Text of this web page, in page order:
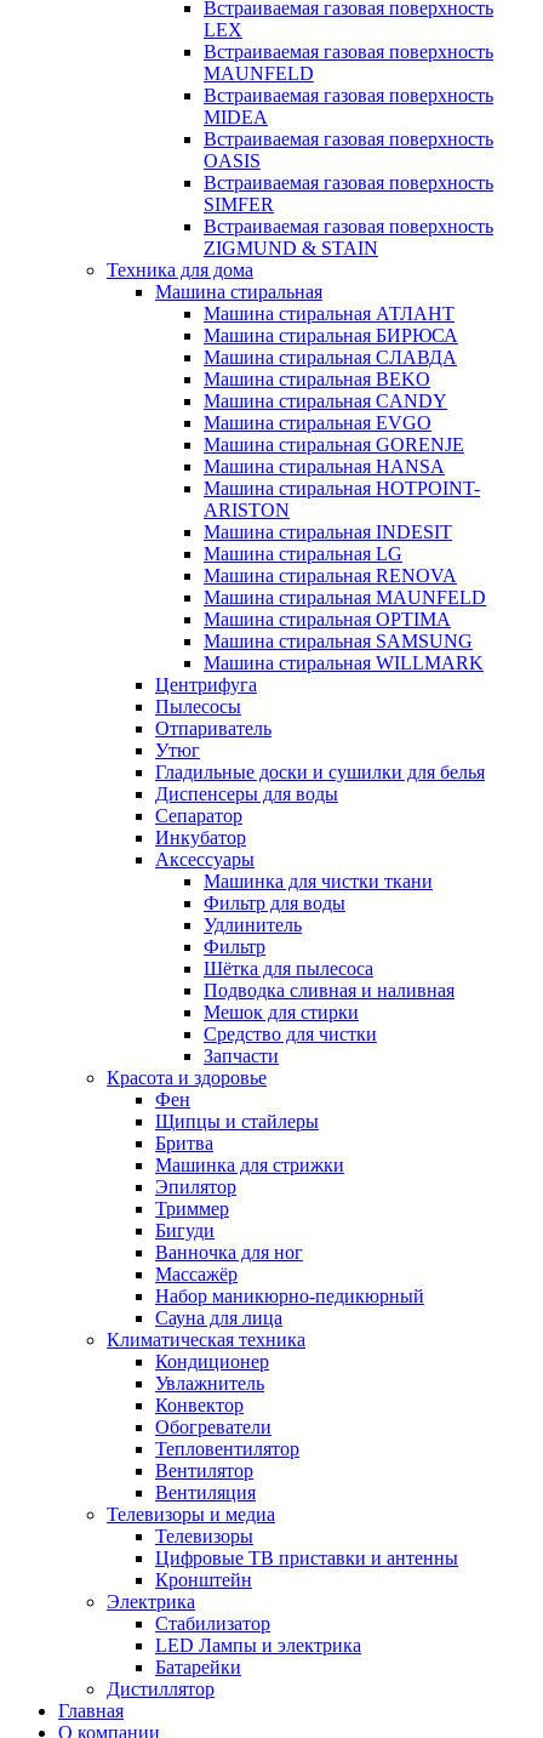
Встраиваемая газовая поверхность
LEX
Встраиваемая газовая поверхность
MAUNFELD
Встраиваемая газовая поверхность
MIDEA
Встраиваемая газовая поверхность
OASIS
Встраиваемая газовая поверхность
SIMFER
Встраиваемая газовая поверхность
ZIGMUND & STAIN
Техника для дома
Машина стиральная
Машина стиральная АТЛАНТ
Машина стиральная БИРЮСА
Машина стиральная СЛАВДА
Машина стиральная BEKO
Машина стиральная CANDY
Машина стиральная EVGO
Машина стиральная GORENJE
Машина стиральная HANSA
Машина стиральная HOTPOINT-
ARISTON
Машина стиральная INDESIT
Машина стиральная LG
Машина стиральная RENOVA
Машина стиральная MAUNFELD
Машина стиральная OPTIMA
Машина стиральная SAMSUNG
Машина стиральная WILLMARK
Центрифуга
Пылесосы
Отпариватель
Утюг
Гладильные доски и сушилки для белья
Диспенсеры для воды
Сепаратор
Инкубатор
Аксессуары
Машинка для чистки ткани
Фильтр для воды
Удлинитель
Фильтр
Шётка для пылесоса
Подводка сливная и наливная
Мешок для стирки
Средство для чистки
Запчасти
Красота и здоровье
Фен
Щипцы и стайлеры
Бритва
Машинка для стрижки
Эпилятор
Триммер
Бигуди
Ванночка для ног
Массажёр
Набор маникюрно-педикюрный
Сауна для лица
Климатическая техника
Кондиционер
Увлажнитель
Конвектор
Обогреватели
Тепловентилятор
Вентилятор
Вентиляция
Телевизоры и медиа
Телевизоры
Цифровые ТВ приставки и антенны
Кронштейн
Электрика
Стабилизатор
LED Лампы и электрика
Батарейки
Дистиллятор
Главная
О компании